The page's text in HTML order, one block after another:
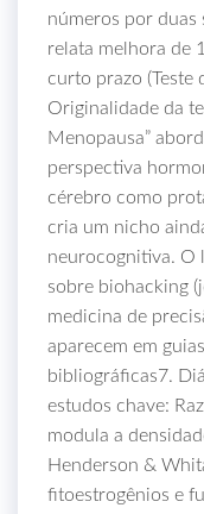
números por duas
relata melhora de
curto prazo (Teste
Originalidade da
Menopausa”
perspectiva
cérebro como
cria um nicho
neurocognitiva. O
sobre biohacking
medicina de
aparecem em
bibliográficas7.
estudos chave:
modula a
Henderson &
fitoestrogênios e